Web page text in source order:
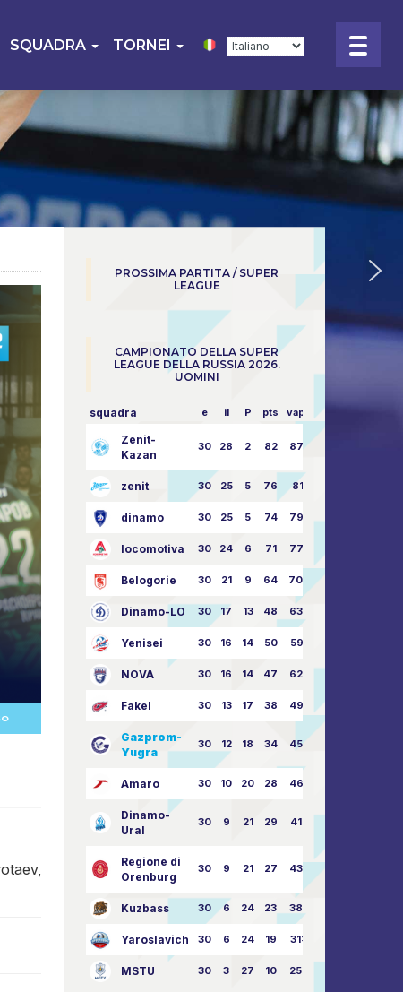
SQUADRA TORNEI
PROSSIMA PARTITA / SUPER
LEAGUE
CAMPIONATO DELLA SUPER
LEAGUE DELLA RUSSIA 2026.
UOMINI
squadra e il P pts vapore
Zenit-
Kazan
30 28 2 82 87:24
zenit 30 25 5 76 81:21
dinamo 30 25 5 74 79:26
locomotiva 30 24 6 71 77:33
Belogorie 30 21 9 64 70:40
Dinamo-LO 30 17 13 48 63:57
Yenisei 30 16 14 50 59:53
NOVA 30 16 14 47 62:58
Fakel 30 13 17 38 49:62
Gazprom-
Yugra
30 12 18 34 45:63
Amaro 30 10 20 28 46:73
Dinamo-
Ural
30 9 21 29 41:70
Regione di
Orenburg
30 9 21 27 43:73
Kuzbass 30 6 24 23 38:76
Yaroslavich 30 6 24 19 31:80
MSTU 30 3 27 10 25:87